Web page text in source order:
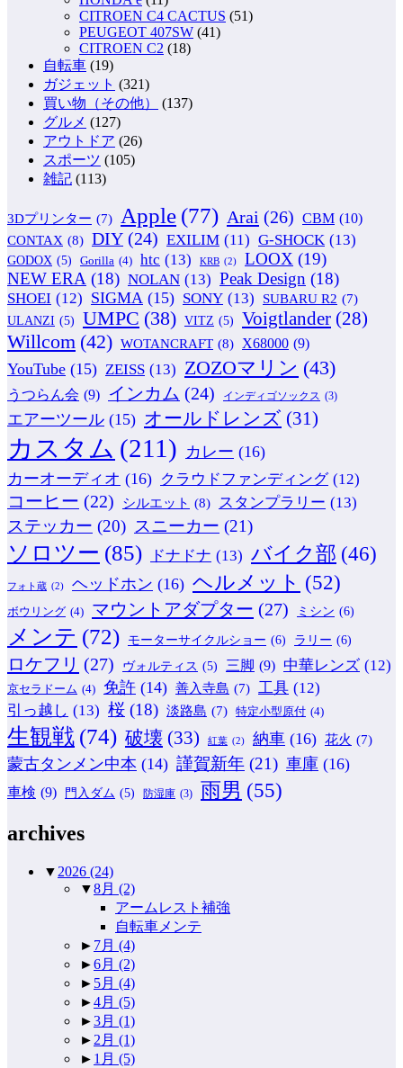
CITROEN C4 CACTUS (51)
PEUGEOT 407SW (41)
CITROEN C2 (18)
自転車 (19)
ガジェット (321)
買い物（その他）
(137)
グルメ (127)
アウトドア (26)
スポーツ (105)
雑記 (113)
3Dプリンター (7) Apple (77) Arai (26) CBM (10)
CONTAX (8) DIY (24) EXILIM (11) G-SHOCK (13)
GODOX (5) Gorilla (4) htc (13) KRB (2) LOOX (19)
NEW ERA (18) NOLAN (13) Peak Design (18)
SHOEI (12) SIGMA (15) SONY (13) SUBARU R2 (7)
ULANZI (5) UMPC (38) VITZ (5) Voigtlander (28)
Willcom (42) WOTANCRAFT (8) X68000 (9)
YouTube (15) ZEISS (13) ZOZOマリン (43)
うつらん会 (9) インカム (24) インディゴソックス (3)
エアーツール (15) オールドレンズ (31)
カスタム (211) カレー (16)
カーオーディオ (16) クラウドファンディング (12)
コーヒー (22) シルエット (8) スタンプラリー (13)
ステッカー (20) スニーカー (21)
ソロツー (85) ドナドナ (13) バイク部 (46)
フォト蔵 (2) ヘッドホン (16) ヘルメット (52)
ボウリング (4) マウントアダプター (27) ミシン (6)
メンテ (72) モーターサイクルショー (6) ラリー (6)
ロケフリ (27) ヴォルティス (5) 三脚 (9) 中華レンズ (12)
京セラドーム (4) 免許 (14) 善入寺島 (7) 工具 (12)
引っ越し (13) 桜 (18) 淡路島 (7) 特定小型原付 (4)
生観戦 (74) 破壊 (33) 紅葉 (2) 納車 (16) 花火 (7)
蒙古タンメン中本 (14) 謹賀新年 (21) 車庫 (16)
車検 (9) 門入ダム (5) 防湿庫 (3) 雨男 (55)
archives
▼ 2026 (24)
▼8月 (2)
アームレスト補強
自転車メンテ
► 7月 (4)
►6月 (2)
► 5月 (4)
►4月 (5)
►3月 (1)
► 2月 (1)
► 1月 (5)